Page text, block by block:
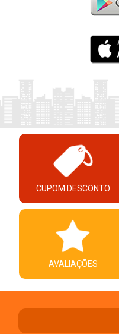
CUPOM DESCONTO
AVALIAÇÕES